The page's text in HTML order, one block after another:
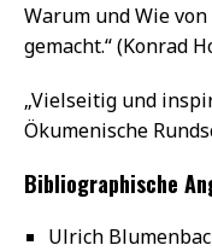
Warum und Wie
gemacht.“ (Konrad
„Vielseitig und
Ökumenische
Bibliographische
Ulrich